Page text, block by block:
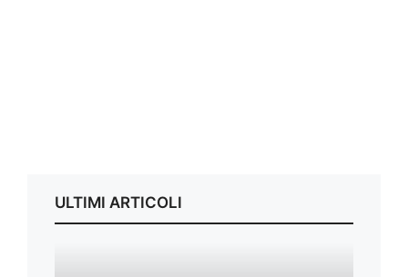
ULTIMI ARTICOLI